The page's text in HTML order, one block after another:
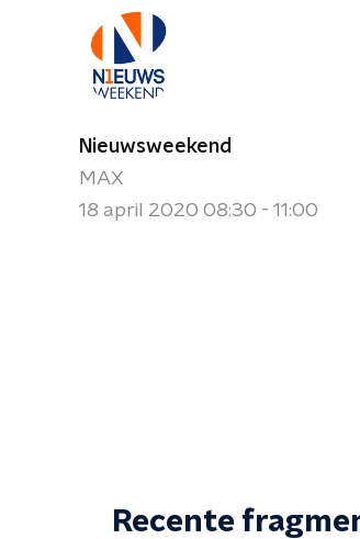
Nieuwsweekend
MAX
18 april 2020 08:30 - 11:00
Recente